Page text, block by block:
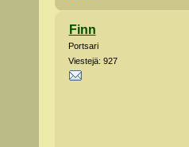
Finn
Portsari
Viestejä: 927